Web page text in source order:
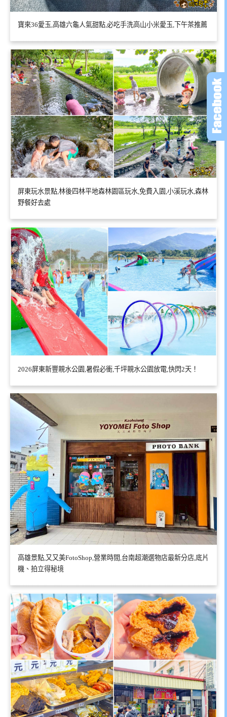
寶來36愛玉,高雄六龜人氣甜點,必吃手洗高山小米愛玉,下午茶推薦
屏東玩水景點,林後四林平地森林園區玩水,免費入園,小溪玩水,森林
野餐好去處
2026屏東新豐親水公園,暑假必衝,千坪親水公園放電,快閃2天！
高雄景點,又又美FotoShop,營業時間,台南超潮選物店最新分店,底片
機、拍立得秘境